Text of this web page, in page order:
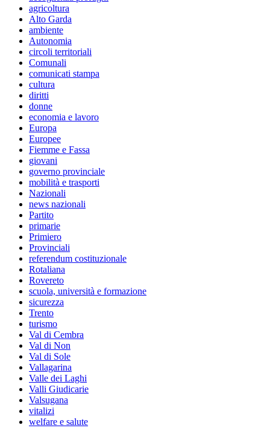
agricoltura
Alto Garda
ambiente
Autonomia
circoli territoriali
Comunali
comunicati stampa
cultura
diritti
donne
economia e lavoro
Europa
Europee
Fiemme e Fassa
giovani
governo provinciale
mobilità e trasporti
Nazionali
news nazionali
Partito
primarie
Primiero
Provinciali
referendum costituzionale
Rotaliana
Rovereto
scuola, università e formazione
sicurezza
Trento
turismo
Val di Cembra
Val di Non
Val di Sole
Vallagarina
Valle dei Laghi
Valli Giudicarie
Valsugana
vitalizi
welfare e salute